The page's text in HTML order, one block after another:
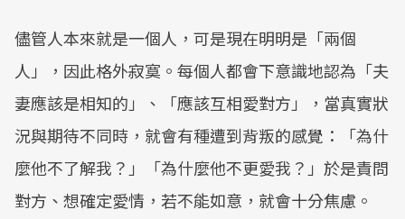
儘管人本來就是一個人，可是現在明明是「兩個
人」，因此格外寂寞。每個人都會下意識地認為「夫
妻應該是相知的」、「應該互相愛對方」，當真實狀
況與期待不同時，就會有種遭到背叛的感覺：「為什
麼他不了解我？」「為什麼他不更愛我？」於是責問
對方、想確定愛情，若不能如意，就會十分焦慮。